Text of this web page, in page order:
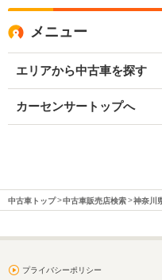
メニュー
エリアから中古車を探す
カーセンサートップへ
中古車トップ 中古車販売店検索 神奈川
プライバシーポリシー